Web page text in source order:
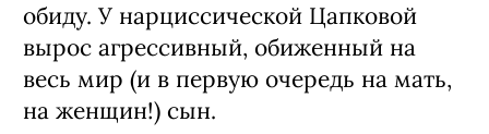
обиду. У нарциссической Цапковой
вырос агрессивный, обиженный на
весь мир (и в первую очередь на мать,
на женщин!) сын.